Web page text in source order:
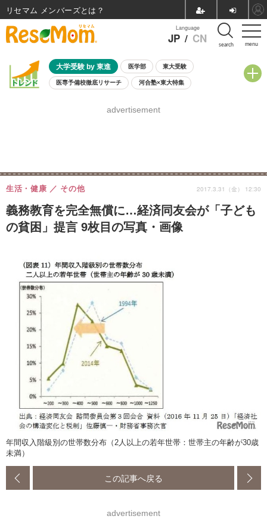
menu
Language
JP / CN search
大学受験 by 東進 医学部 東大受験
医専予備校徹底リサーチ 河合塾×東大特集
8月開催学校説明会・相談会
advertisement
義務教育を完全無償に…経済同友会が「子ども
の貧困」提言 9枚目の写真・画像
生活・健康 その他 2017.3.31（金） 12:30
年間収入階級別の世帯数分布（2人以上の若年世帯：世帯主の年齢が30歳
未満）
この記事へ戻る
advertisement
リセマム メンバーズ